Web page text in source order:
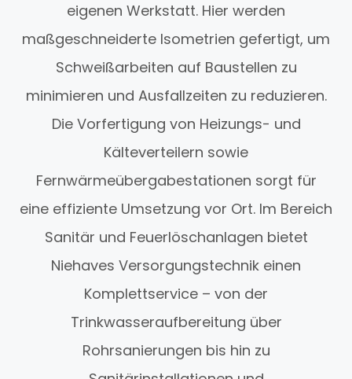
eigenen Werkstatt. Hier werden
maßgeschneiderte Isometrien gefertigt, um
Schweißarbeiten auf Baustellen zu
minimieren und Ausfallzeiten zu reduzieren.
Die Vorfertigung von Heizungs- und
Kälteverteilern sowie
Fernwärmeübergabestationen sorgt für
eine effiziente Umsetzung vor Ort. Im Bereich
Sanitär und Feuerlöschanlagen bietet
Niehaves Versorgungstechnik einen
Komplettservice – von der
Trinkwasseraufbereitung über
Rohrsanierungen bis hin zu